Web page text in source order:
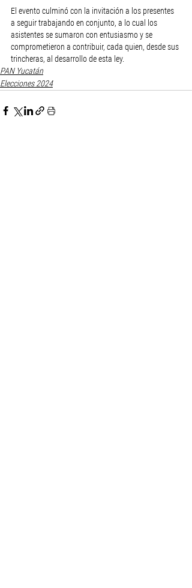
El evento culminó con la invitación a los presentes
a seguir trabajando en conjunto, a lo cual los
asistentes se sumaron con entusiasmo y se
comprometieron a contribuir, cada quien, desde sus
trincheras, al desarrollo de esta ley.
PAN Yucatán
Elecciones 2024